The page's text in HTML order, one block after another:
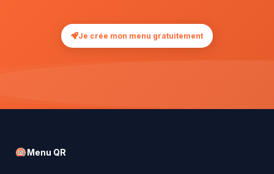
Je crée mon menu gratuitement
Menu QR